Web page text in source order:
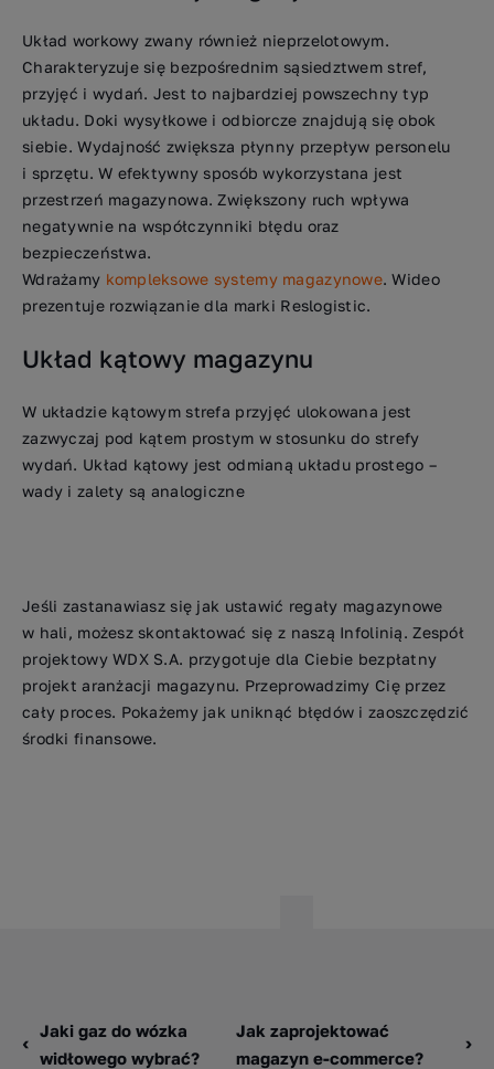
Układ workowy zwany również nieprzelotowym.
Charakteryzuje się bezpośrednim sąsiedztwem stref,
przyjęć i wydań. Jest to najbardziej powszechny typ
układu. Doki wysyłkowe i odbiorcze znajdują się obok
siebie. Wydajność zwiększa płynny przepływ personelu
i sprzętu. W efektywny sposób wykorzystana jest
przestrzeń magazynowa. Zwiększony ruch wpływa
negatywnie na współczynniki błędu oraz
bezpieczeństwa.
Wdrażamy kompleksowe systemy magazynowe. Wideo
prezentuje rozwiązanie dla marki Reslogistic.
Układ kątowy magazynu
W układzie kątowym strefa przyjęć ulokowana jest
zazwyczaj pod kątem prostym w stosunku do strefy
wydań. Układ kątowy jest odmianą układu prostego –
wady i zalety są analogiczne
Jeśli zastanawiasz się jak ustawić regały magazynowe
w hali, możesz skontaktować się z naszą Infolinią. Zespół
projektowy WDX S.A. przygotuje dla Ciebie bezpłatny
projekt aranżacji magazynu. Przeprowadzimy Cię przez
cały proces. Pokażemy jak uniknąć błędów i zaoszczędzić
środki finansowe.
Jaki gaz do wózka
widłowego wybrać?
Jak zaprojektować
magazyn e-commerce?